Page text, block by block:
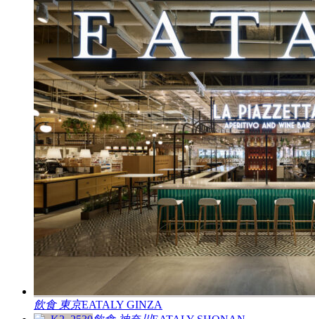
飲食 東京EATALY GINZA